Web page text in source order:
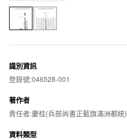
識別資訊
登錄號:046528-001
著作者
責任者:慶桂(兵部尚書正藍旗滿洲都統)
資料類型